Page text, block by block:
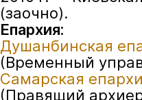
(заочно).
Епархия:
Душанбинская
(Временный
Самарская
(Правящий